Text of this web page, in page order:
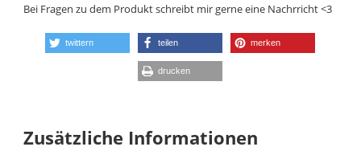
Bei Fragen zu dem Produkt schreibt mir gerne eine Nachrricht <3
twittern teilen merken
drucken
Zusätzliche Informationen